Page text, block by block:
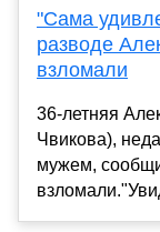
"Сама
разводе
взломали
36-летняя
Чвикова),
мужем,